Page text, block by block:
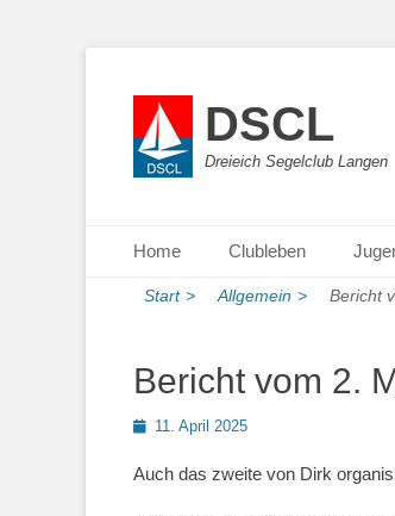
DSCL
Dreieich Segelclub Langen
Primäres Menü
Inhalt
springen
Home Clubleben
Start > Allgemein > Bericht
Bericht vom 2.
Posted11. April 2025
Auch das zweite von Dirk